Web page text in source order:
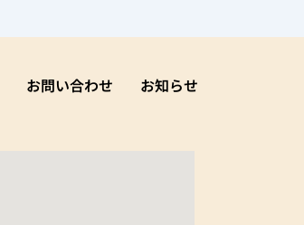
お問い合わせ お知らせ